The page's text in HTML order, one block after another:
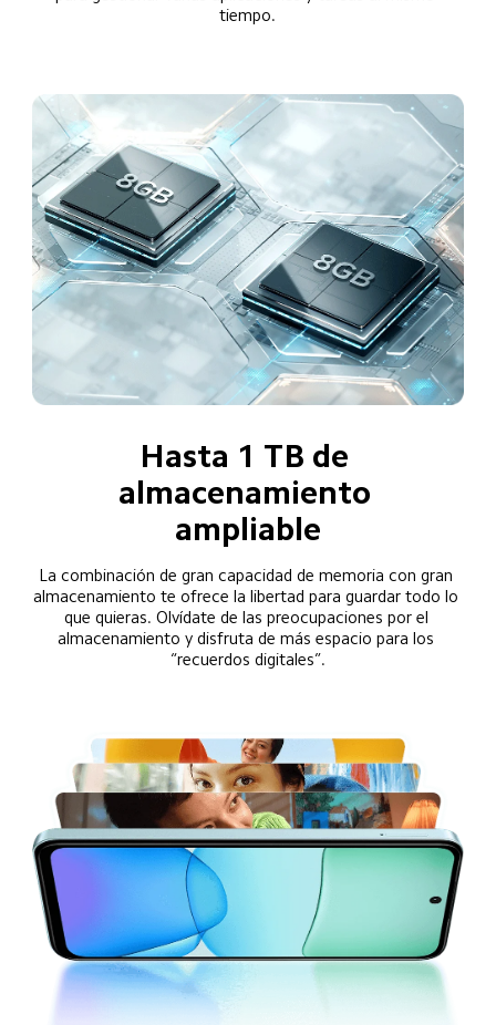
tiempo.
Hasta 1 TB de
almacenamiento
ampliable
La combinación de gran capacidad de memoria con gran
almacenamiento te ofrece la libertad para guardar todo lo
que quieras. Olvídate de las preocupaciones por el
almacenamiento y disfruta de más espacio para los
“recuerdos digitales”.